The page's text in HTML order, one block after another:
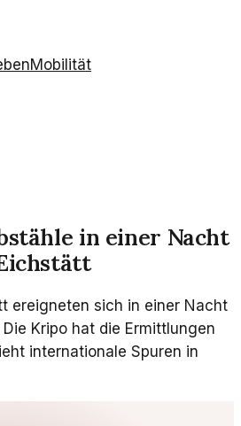
Mobilität
in einer Nacht
ereigneten sich in einer Nacht
Kripo hat die Ermittlungen
internationale Spuren in